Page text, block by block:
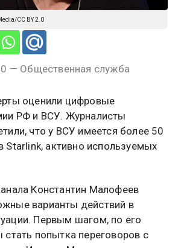
CC BY 2.0
— Общественная служба
оценили цифровые
РФ и ВСУ. Журналисты
что у ВСУ имеется более 50
Starlink, активно используемых
Константин Малофеев
варианты действий в
Первым шагом, по его
попытка переговоров с